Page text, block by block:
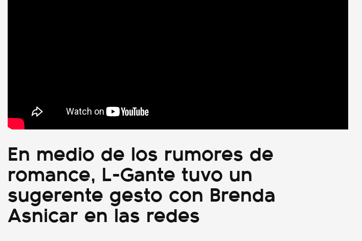
En medio de los rumores de
romance, L-Gante tuvo un
sugerente gesto con Brenda
Asnicar en las redes